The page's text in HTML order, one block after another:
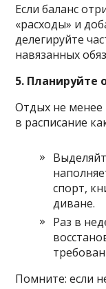
Если баланс
«расходы» и
делегируйте
навязанных
5. Планируйте
Отдых не менее
в расписание
спорт,
диване.
Раз в
Помните: если